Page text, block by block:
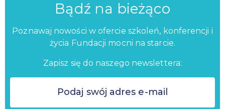
Bądź na bieżąco
Poznawaj nowości w ofercie szkoleń, konferencji i
życia Fundacji mocni na starcie.
Zapisz się do naszego newslettera: